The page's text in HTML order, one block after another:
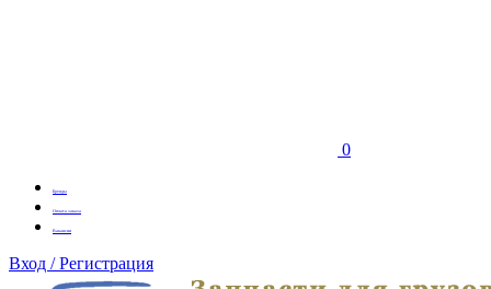
0
Бренды
Оплата заказа
Вакансии
Вход / Регистрация